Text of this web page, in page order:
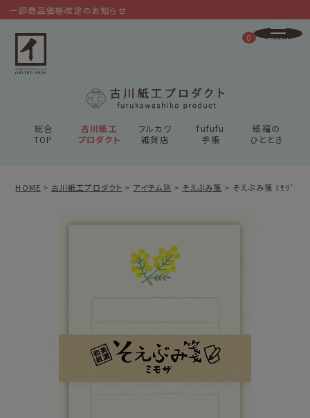
部商品価格改定のお知らせ
総合
TOP
古川紙工
プロダクト
フルカワ
雑貨店
fufufu
手帳
紙福の
ひととき
0
HOME 古川紙工プロダクト アイテム別 そえぶみ箋 そえぶみ箋 ﾐﾓｻﾞ